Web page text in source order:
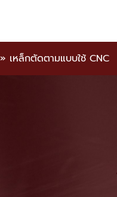
» เหล็กตัดตามแบบใช้ CNC